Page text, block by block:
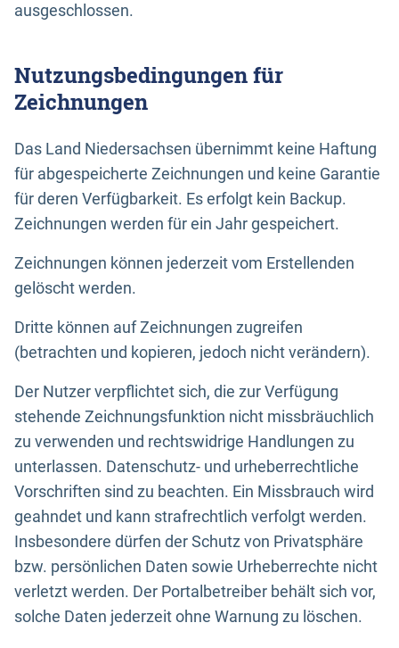
ausgeschlossen.
Nutzungsbedingungen für
Zeichnungen
Das Land Niedersachsen übernimmt keine Haftung
für abgespeicherte Zeichnungen und keine Garantie
für deren Verfügbarkeit. Es erfolgt kein Backup.
Zeichnungen werden für ein Jahr gespeichert.
Zeichnungen können jederzeit vom Erstellenden
gelöscht werden.
Dritte können auf Zeichnungen zugreifen
(betrachten und kopieren, jedoch nicht verändern).
Der Nutzer verpflichtet sich, die zur Verfügung
stehende Zeichnungsfunktion nicht missbräuchlich
zu verwenden und rechtswidrige Handlungen zu
unterlassen. Datenschutz- und urheberrechtliche
Vorschriften sind zu beachten. Ein Missbrauch wird
geahndet und kann strafrechtlich verfolgt werden.
Insbesondere dürfen der Schutz von Privatsphäre
bzw. persönlichen Daten sowie Urheberrechte nicht
verletzt werden. Der Portalbetreiber behält sich vor,
solche Daten jederzeit ohne Warnung zu löschen.